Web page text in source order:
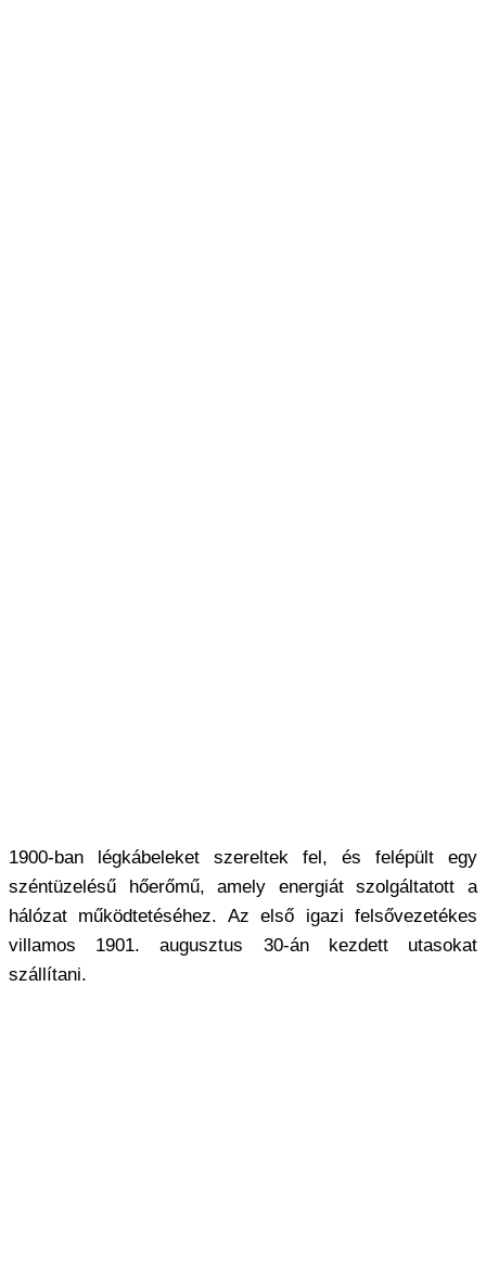
1900-ban légkábeleket szereltek fel, és felépült egy
széntüzelésű hőerőmű, amely energiát szolgáltatott a
hálózat működtetéséhez. Az első igazi felsővezetékes
villamos 1901. augusztus 30-án kezdett utasokat
szállítani.